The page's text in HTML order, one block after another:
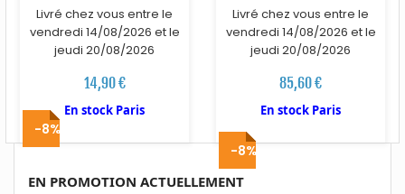
Livré chez vous entre le
vendredi 14/08/2026 et le
jeudi 20/08/2026
14,90 €
En stock Paris
Livré chez vous entre le
vendredi 14/08/2026 et le
jeudi 20/08/2026
85,60 €
En stock Paris
EN PROMOTION ACTUELLEMENT
-8%
-8%